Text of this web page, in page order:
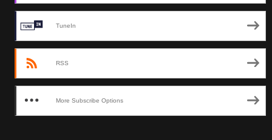
TuneIn
RSS
More Subscribe Options